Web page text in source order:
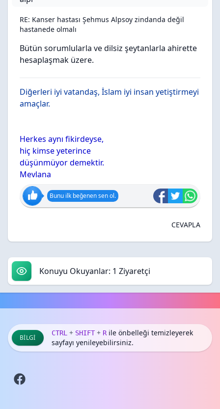
RE: Kanser hastası Şehmus Alpsoy zindanda değil
hastanede olmalı
Bütün sorumlularla ve dilsiz şeytanlarla ahirette
hesaplaşmak üzere.
Diğerleri iyi vatandaş, İslam iyi insan yetiştirmeyi
amaçlar.
Herkes aynı fikirdeyse,
hiç kimse yeterince
düşünmüyor demektir.
Mevlana
Bunu ilk beğenen sen ol.
CEVAPLA
Konuyu Okuyanlar: 1 Ziyaretçi
BILGI
CTRL + SHIFT + Rile önbelleği temizleyerek
sayfayı yenileyebilirsiniz.